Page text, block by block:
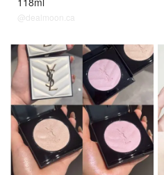
@dealmoon.ca